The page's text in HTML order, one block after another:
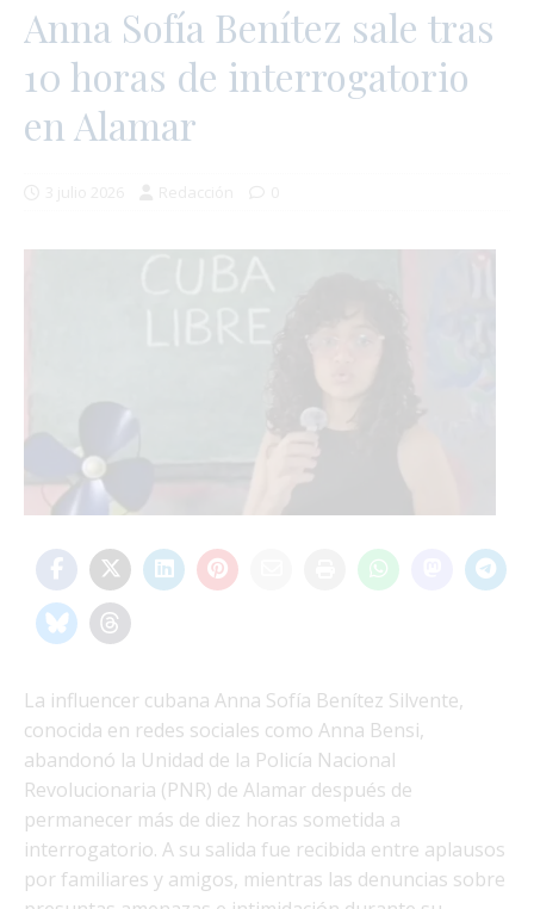
Anna Sofía Benítez sale tras
10 horas de interrogatorio
en Alamar
La influencer cubana Anna Sofía Benítez Silvente,
conocida en redes sociales como Anna Bensi,
abandonó la Unidad de la Policía Nacional
Revolucionaria (PNR) de Alamar después de
permanecer más de diez horas sometida a
interrogatorio. A su salida fue recibida entre aplausos
por familiares y amigos, mientras las denuncias sobre